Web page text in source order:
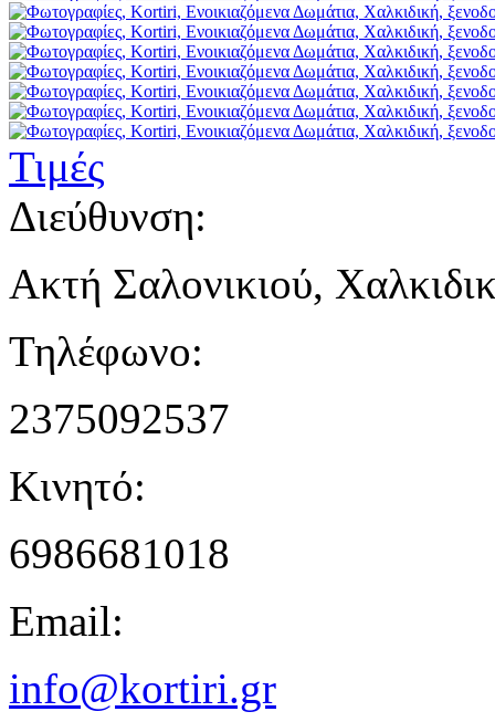
Τιμές
Διεύθυνση:
Ακτή Σαλονικιού,
Τηλέφωνο:
2375092537
Κινητό:
6986681018
Email:
info@kortiri.gr